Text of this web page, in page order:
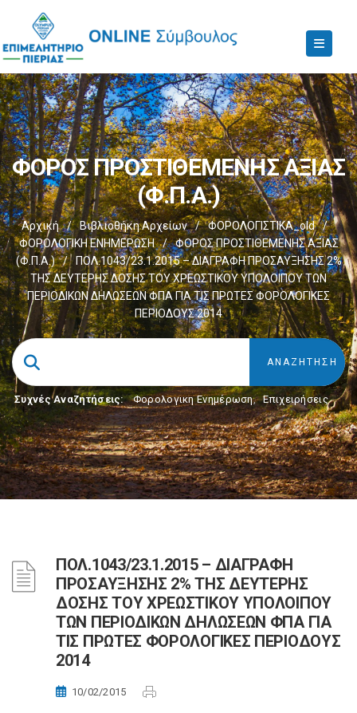
ΦΟΡΟΣ ΠΡΟΣΤΙΘΕΜΕΝΗΣ ΑΞΙΑΣ
(Φ.Π.Α.)
Αρχική / Βιβλιοθήκη Αρχείων / ΦΟΡΟΛΟΓΙΣΤΙΚΑ_old
/
ΦΟΡΟΛΟΓΙΚΗ ΕΝΗΜΕΡΩΣΗ
/
ΦΟΡΟΣ ΠΡΟΣΤΙΘΕΜΕΝΗΣ ΑΞΙΑΣ
(Φ.Π.Α.)
/
ΠΟΛ.1043/23.1.2015 – ΔΙΑΓΡΑΦΗ ΠΡΟΣΑΥΞΗΣΗΣ 2%
ΤΗΣ ΔΕΥΤΕΡΗΣ ΔΟΣΗΣ ΤΟΥ ΧΡΕΩΣΤΙΚΟΥ ΥΠΟΛΟΙΠΟΥ ΤΩΝ
ΠΕΡΙΟΔΙΚΩΝ ΔΗΛΩΣΕΩΝ ΦΠΑ ΓΙΑ ΤΙΣ ΠΡΩΤΕΣ ΦΟΡΟΛΟΓΙΚΕΣ
ΠΕΡΙΟΔΟΥΣ 2014
Συχνές Αναζητήσεις: Φορολογικη Ενημέρωση, Επιχειρήσεις
ΠΟΛ.1043/23.1.2015 – ΔΙΑΓΡΑΦΗ
ΠΡΟΣΑΥΞΗΣΗΣ 2% ΤΗΣ ΔΕΥΤΕΡΗΣ
ΔΟΣΗΣ ΤΟΥ ΧΡΕΩΣΤΙΚΟΥ ΥΠΟΛΟΙΠΟΥ
ΤΩΝ ΠΕΡΙΟΔΙΚΩΝ ΔΗΛΩΣΕΩΝ ΦΠΑ ΓΙΑ
ΤΙΣ ΠΡΩΤΕΣ ΦΟΡΟΛΟΓΙΚΕΣ ΠΕΡΙΟΔΟΥΣ
2014
10/02/2015